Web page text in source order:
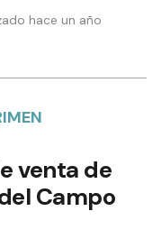
hace un año
venta de
Campo